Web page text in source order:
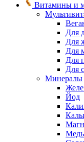
Витамины и
Для
Для
Для
Для
Для
Минералы
Йод
Медь